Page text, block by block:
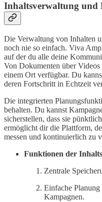
Inhaltsverwaltung und
Die Verwaltung von Inhalten
noch nie so einfach. Viva
auf der du alle deine
Von Dokumenten über
einem Ort verfügbar. Du
deren Fortschritt in Echtzeit
Die integrierten
behalten. Du kannst
sicherstellen, dass sie
ermöglicht dir die Plattform,
messen und kontinuierlich zu
Funktionen der
Zentrale
Einfache
Kampagnen.